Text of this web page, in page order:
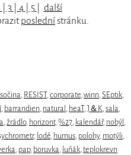
3 4 5
další
poslednístránku.
, RESIST,corporate,winn,SEptik,
, barrandien, natural , heaT,J＆K,sala,
,žrádlo, horizont,%27, kalendář, nobýl ,
, lodě, humus, polohy, motýli,
, pap, boruvka, luňák,teplokrevn